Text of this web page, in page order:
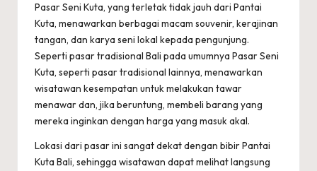
Pasar Seni Kuta, yang terletak tidak jauh dari Pantai
Kuta, menawarkan berbagai macam souvenir, kerajinan
tangan, dan karya seni lokal kepada pengunjung.
Seperti pasar tradisional Bali pada umumnya Pasar Seni
Kuta, seperti pasar tradisional lainnya, menawarkan
wisatawan kesempatan untuk melakukan tawar
menawar dan, jika beruntung, membeli barang yang
mereka inginkan dengan harga yang masuk akal.
Lokasi dari pasar ini sangat dekat dengan bibir Pantai
Kuta Bali, sehingga wisatawan dapat melihat langsung